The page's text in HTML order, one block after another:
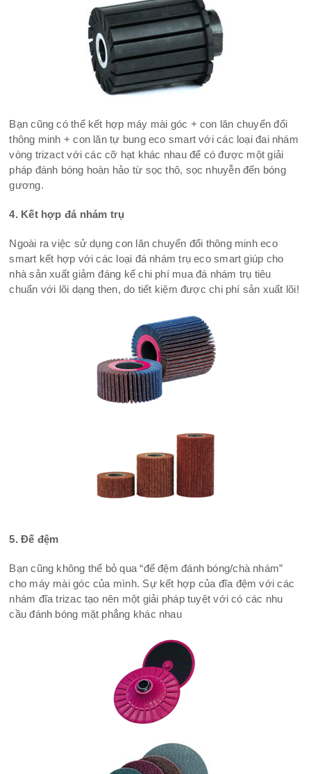
Bạn cũng có thể kết hợp máy mài góc + con lăn chuyển đổi
thông minh + con lăn tự bung eco smart với các loại đai nhám
vòng trizact với các cỡ hạt khác nhau để có được một giải
pháp đánh bóng hoàn hảo từ sọc thô, sọc nhuyễn đến bóng
gương.
4. Kết hợp đá nhám trụ
Ngoài ra việc sử dụng con lăn chuyển đổi thông minh eco
smart kết hợp với các loại đá nhám trụ eco smart giúp cho
nhà sản xuất giảm đáng kể chi phí mua đá nhám trụ tiêu
chuẩn với lõi dạng then, do tiết kiệm được chi phí sản xuất lõi!
5. Đế đệm
Bạn cũng không thể bỏ qua “đế đệm đánh bóng/chà nhám”
cho máy mài góc của mình. Sự kết hợp của đĩa đệm với các
nhám đĩa trizac tạo nên một giải pháp tuyệt với có các nhu
cầu đánh bóng mặt phẳng khác nhau